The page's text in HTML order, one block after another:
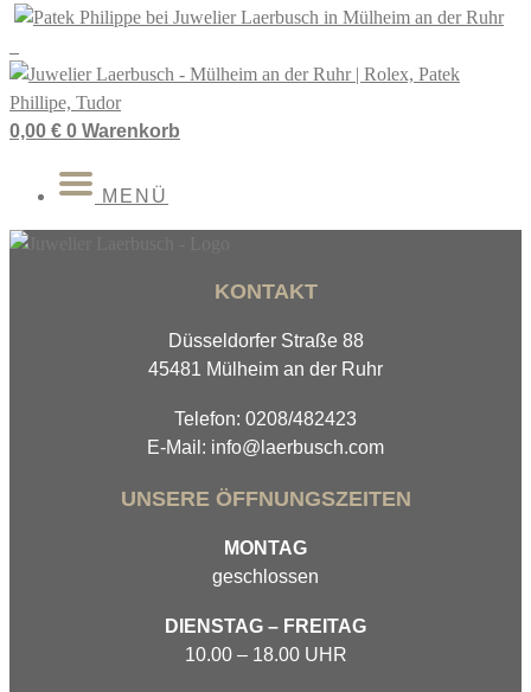
Zum
Inhalt
springen
0,00 € 0 Warenkorb
MENÜ
KONTAKT
Düsseldorfer Straße 88
45481 Mülheim an der Ruhr
Telefon: 0208/482423
E-Mail: info@laerbusch.com
UNSERE ÖFFNUNGSZEITEN
MONTAG
geschlossen
DIENSTAG – FREITAG
10.00 – 18.00 UHR